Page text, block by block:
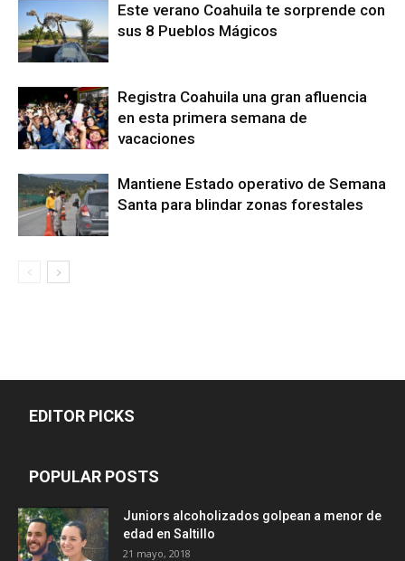
Este verano Coahuila te sorprende con
sus 8 Pueblos Mágicos
Registra Coahuila una gran afluencia
en esta primera semana de
vacaciones
Mantiene Estado operativo de Semana
Santa para blindar zonas forestales
EDITOR PICKS
POPULAR POSTS
Juniors alcoholizados golpean a menor de
edad en Saltillo
21 mayo, 2018